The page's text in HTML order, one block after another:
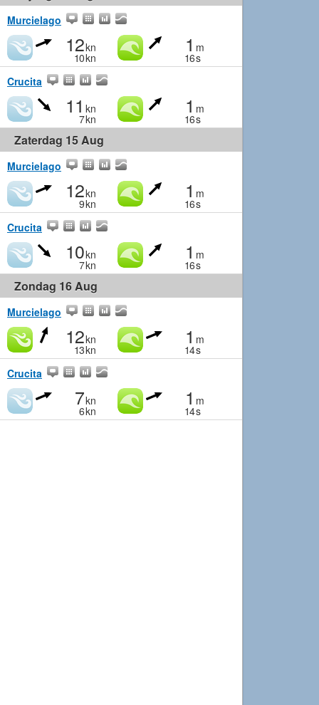
Murcielago
12kn
10kn
1 m
16s
Crucita
11 kn
7kn
1 m
16s
Zaterdag 15 Aug
Murcielago
12kn
9kn
1 m
16s
Crucita
10kn
7kn
1 m
16s
Zondag 16 Aug
Murcielago
12kn
13kn
1 m
14s
Crucita
7kn
6kn
1 m
14s